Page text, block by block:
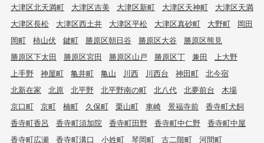
大津区北天満町
大津区吉美 大津区新町 大津区天神町
大津区天満
大津区長松
大津区西土井 大津区平松 大津区真砂町 大野町
岡田
岡町
柿山伏 鍵町 勝原区朝日谷 勝原区大谷
勝原区熊見
勝原区下太田
勝原区宮田 勝原区山戸 勝原区丁 兼田
上大野
上手野
神屋町 亀井町 亀山 川西 川西台 神田町
北今宿
北新在家
北原 北平野 北平野南の町 北八代 北夢前台
木場
京口町
京町 楠町 久保町 栗山町 車崎 景福寺前
香寺町犬飼
香寺町香呂
香寺町須加院 香寺町田野 香寺町中仁野
香寺町中屋
香寺町広瀬
香寺町溝口 小姓町 琴岡町 古二階町
河間町